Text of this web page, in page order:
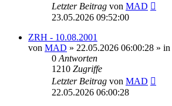
Letzter Beitrag von MAD
23.05.2026 09:52:00
ZRH - 10.08.2001
von MAD » 22.05.2026 06:00:28 » in
0 Antworten
1210 Zugriffe
Letzter Beitrag von MAD
22.05.2026 06:00:28